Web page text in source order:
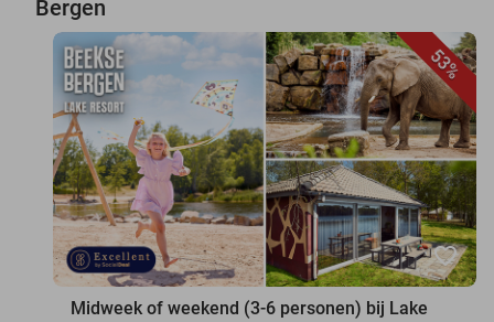
Bergen
53%
favorite_border
Midweek of weekend (3-6 personen) bij Lake